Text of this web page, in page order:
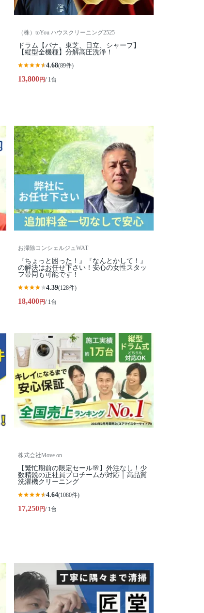
（株）toYou ハウスクリーニング2525
ドラム【パナ、東芝、日立、シャープ】
【縦型全機種】分解高圧洗浄！
4.68(89件)
13,800円/ 1台
お掃除コンシェルジュWAT
『ちょっと困った！』『なんとかして！』
の解決はお任せ下さい！安心の女性スタッ
フ帯同も可能です！
4.39(128件)
18,400円/ 1台
株式会社Move on
【繁忙期前の限定セール🌸】外注なし！少
数精鋭の正社員プロチームが対応｜高品質
洗濯機クリーニング
4.64(1080件)
17,250円/ 1台